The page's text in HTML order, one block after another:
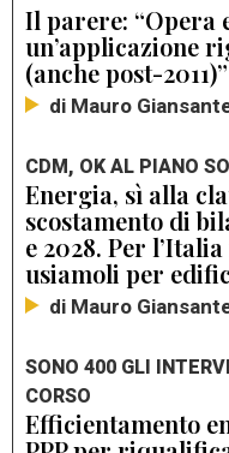
Il parere: “Opera
un’applicazione
(anche post-2011)”
di Mauro
CDM, OK AL PIANO
Energia, sì alla
scostamento di
e 2028. Per
usiamoli per
di Mauro
SONO 400 GLI
CORSO
Efficientamento